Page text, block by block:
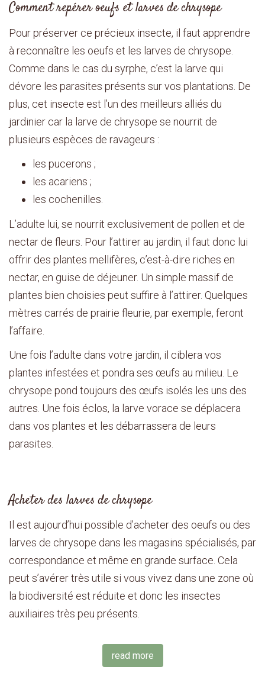
Comment repérer oeufs et larves de chrysope
Pour préserver ce précieux insecte, il faut apprendre
à reconnaître les oeufs et les larves de chrysope.
Comme dans le cas du syrphe, c’est la larve qui
dévore les parasites présents sur vos plantations. De
plus, cet insecte est l’un des meilleurs alliés du
jardinier car la larve de chrysope se nourrit de
plusieurs espèces de ravageurs :
les pucerons ;
les acariens ;
les cochenilles.
L’adulte lui, se nourrit exclusivement de pollen et de
nectar de fleurs. Pour l’attirer au jardin, il faut donc lui
offrir des plantes mellifères, c’est-à-dire riches en
nectar, en guise de déjeuner. Un simple massif de
plantes bien choisies peut suffire à l’attirer. Quelques
mètres carrés de prairie fleurie, par exemple, feront
l’affaire.
Une fois l’adulte dans votre jardin, il ciblera vos
plantes infestées et pondra ses œufs au milieu. Le
chrysope pond toujours des œufs isolés les uns des
autres. Une fois éclos, la larve vorace se déplacera
dans vos plantes et les débarrassera de leurs
parasites.
Acheter des larves de chrysope
Il est aujourd’hui possible d’acheter des oeufs ou des
larves de chrysope dans les magasins spécialisés, par
correspondance et même en grande surface. Cela
peut s’avérer très utile si vous vivez dans une zone où
la biodiversité est réduite et donc les insectes
auxiliaires très peu présents.
read more